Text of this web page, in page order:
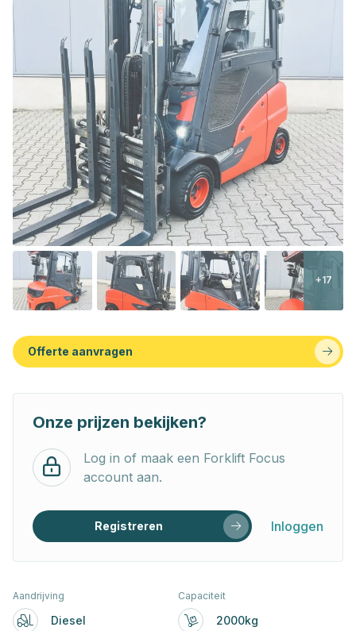
+17
Offerte aanvragen
Onze prijzen bekijken?
Log in of maak een Forklift Focus
account aan.
Registreren Inloggen
Aandrijving
Diesel
Capaciteit
2000kg